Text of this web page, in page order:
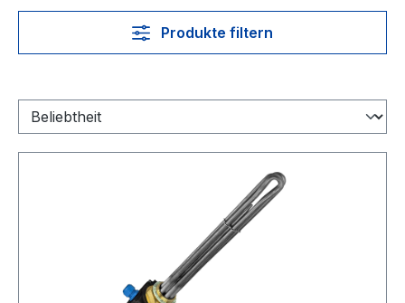
Produkte filtern